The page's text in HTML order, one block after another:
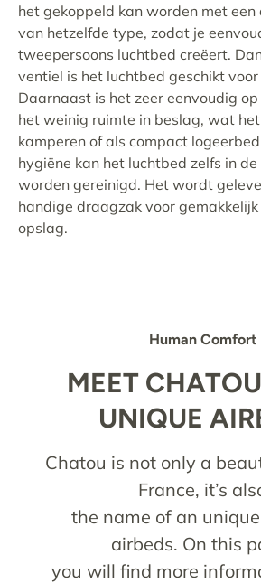
het gekoppeld kan worden met
van hetzelfde type, zodat je
tweepersoons luchtbed creëert.
ventiel is het luchtbed geschikt
Daarnaast is het zeer eenvoudig
het weinig ruimte in beslag, wat
kamperen of als compact
hygiëne kan het luchtbed zelfs in
worden gereinigd. Het wordt
handige draagzak voor
opslag.
Human Comfort
MEET
UNIQUE
Chatou is not only a
France, it’s
the name of an
airbeds. On this
you will find more